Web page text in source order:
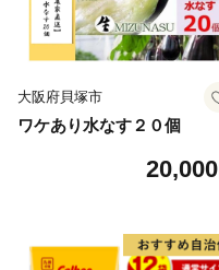
大阪府貝塚市
ワケあり水なす２０個
20,000